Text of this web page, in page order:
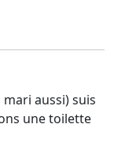
mari aussi) suis
une toilette